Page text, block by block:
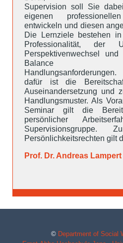
Supervision soll Sie
eigenen
entwickeln und diesen
Die Lernziele bestehen
Professionalität, der
Perspektivenwechsel
Balance
dafür ist die
Auseinandersetzung und
Handlungsmuster. Als
Seminar gilt die
persönlicher
Supervisionsgruppe.
Persönlichkeitsrechten gilt
Prof. Dr. Andreas Lampert
© Department of Social